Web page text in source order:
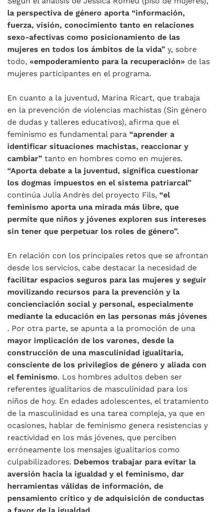
la perspectiva de género aporta “información,
fuerza, visión, conocimiento tanto en relaciones
sexo-afectivas como posicionamiento de las
mujeres en todos los ámbitos de la vida” y, sobre
todo, «empoderamiento para la recuperación» de las
mujeres participantes en el programa.
En cuanto a la juventud, Marina Ricart, que trabaja
en la prevención de violencias machistas (Sin género
de dudas y talleres educativos), afirma que el
feminismo es fundamental para “aprender a
identificar situaciones machistas, reaccionar y
cambiar” tanto en hombres como en mujeres.
“Aporta debate a la juventud, significa cuestionar
los dogmas impuestos en el sistema patriarcal”
continúa Julia Andrès del proyecto Fils, “el
feminismo aporta una mirada más libre, que
permite que niños y jóvenes exploren sus intereses
sin tener que perpetuar los roles de género”.
En relación con los principales retos que se afrontan
desde los servicios, cabe destacar la necesidad de
facilitar espacios seguros para las mujeres y seguir
movilizando recursos para la prevención y la
concienciación social y personal, especialmente
mediante la educación en las personas más jóvenes
. Por otra parte, se apunta a la promoción de una
mayor implicación de los varones, desde la
construcción de una masculinidad igualitaria,
consciente de los privilegios de género y aliada con
el feminismo. Los hombres adultos deben ser
referentes igualitarios de masculinidad para los
niños de hoy. En edades adolescentes, el tratamiento
de la masculinidad es una tarea compleja, ya que en
ocasiones, hablar de feminismo genera resistencias y
reactividad en los más jóvenes, que perciben
erróneamente los mensajes igualitarios como
culpabilizadores. Debemos trabajar para evitar la
aversión hacia la igualdad y el feminismo, dar
herramientas válidas de información, de
pensamiento crítico y de adquisición de conductas